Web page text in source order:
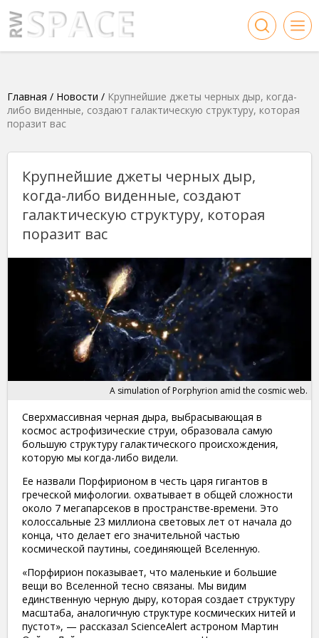
Главная / Новости / Крупнейшие джеты черных дыр, когда-
либо виденные, создают галактическую структуру, которая
поразит вас
Крупнейшие джеты черных дыр,
когда-либо виденные, создают
галактическую структуру, которая
поразит вас
A simulation of Porphyrion amid the cosmic web.
Сверхмассивная черная дыра, выбрасывающая в
космос астрофизические струи, образовала самую
большую структуру галактического происхождения,
которую мы когда-либо видели.
Ее назвали Порфирионом в честь царя гигантов в
греческой мифологии. охватывает в общей сложности
около 7 мегапарсеков в пространстве-времени. Это
колоссальные 23 миллиона световых лет от начала до
конца, что делает его значительной частью
космической паутины, соединяющей Вселенную.
«Порфирион показывает, что маленькие и большие
вещи во Вселенной тесно связаны. Мы видим
единственную черную дыру, которая создает структуру
масштаба, аналогичную структуре космических нитей и
пустот», — рассказал ScienceAlert астроном Мартин